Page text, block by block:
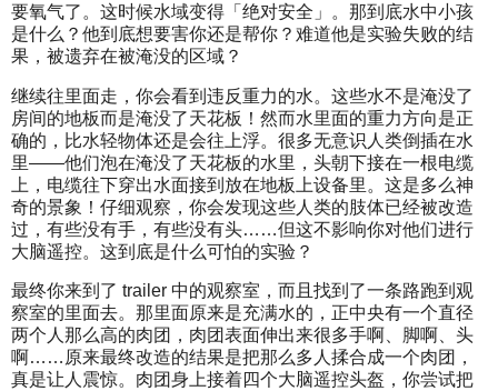
要氧气了。这时候水域变得「绝对安全」。那到底水中小孩
是什么？他到底想要害你还是帮你？难道他是实验失败的结
果，被遗弃在被淹没的区域？
继续往里面走，你会看到违反重力的水。这些水不是淹没了
房间的地板而是淹没了天花板！然而水里面的重力方向是正
确的，比水轻物体还是会往上浮。很多无意识人类倒插在水
里——他们泡在淹没了天花板的水里，头朝下接在一根电缆
上，电缆往下穿出水面接到放在地板上设备里。这是多么神
奇的景象！仔细观察，你会发现这些人类的肢体已经被改造
过，有些没有手，有些没有头……但这不影响你对他们进行
大脑遥控。这到底是什么可怕的实验？
最终你来到了 trailer 中的观察室，而且找到了一条路跑到观
察室的里面去。那里面原来是充满水的，正中央有一个直径
两个人那么高的肉团，肉团表面伸出来很多手啊、脚啊、头
啊……原来最终改造的结果是把那么多人揉合成一个肉团，
真是让人震惊。肉团身上接着四个大脑遥控头盔，你尝试把